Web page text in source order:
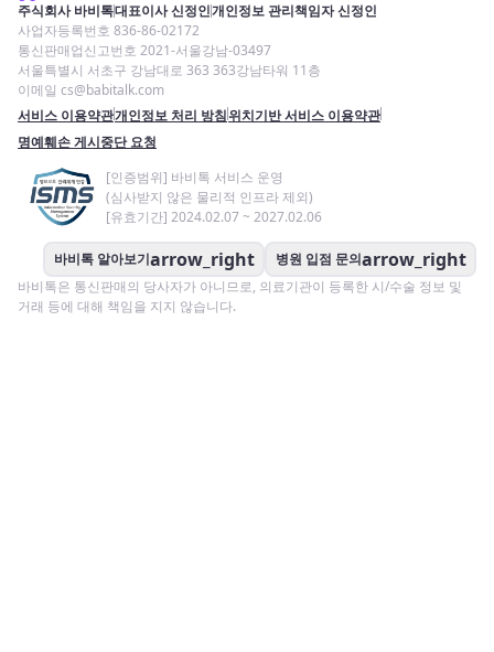
주식회사 바비톡대표이사 신정인개인정보 관리책임자 신정인
사업자등록번호 836-86-02172
통신판매업신고번호 2021-서울강남-03497
서울특별시 서초구 강남대로 363 363강남타워 11층
이메일 cs@babitalk.com
서비스 이용약관개인정보 처리 방침위치기반 서비스 이용약관
명예훼손 게시중단 요청
[인증범위] 바비톡 서비스 운영
(심사받지 않은 물리적 인프라 제외)
[유효기간] 2024.02.07 ~ 2027.02.06
바비톡 알아보기arrow_right 병원 입점 문의arrow_right
바비톡은 통신판매의 당사자가 아니므로, 의료기관이 등록한 시/수술 정보 및
거래 등에 대해 책임을 지지 않습니다.